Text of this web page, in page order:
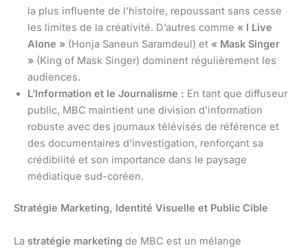
la plus influente de l’histoire, repoussant sans cesse
les limites de la créativité. D’autres comme « I Live
Alone » (Honja Saneun Saramdeul) et « Mask Singer
» (King of Mask Singer) dominent régulièrement les
audiences.
L’Information et le Journalisme : En tant que diffuseur
public, MBC maintient une division d’information
robuste avec des journaux télévisés de référence et
des documentaires d’investigation, renforçant sa
crédibilité et son importance dans le paysage
médiatique sud-coréen.
Stratégie Marketing, Identité Visuelle et Public Cible
La stratégie marketing de MBC est un mélange